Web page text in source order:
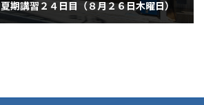
夏期講習２４日目（８月２６日木曜日）